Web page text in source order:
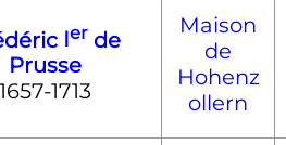
Ier de
Prusse
1657-1713
Maison
de
Hohenz
ollern